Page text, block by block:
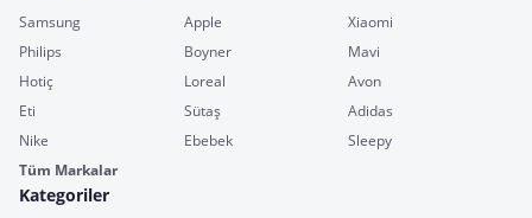
Samsung Apple
Xiaomi
Philips
Boyner
Mavi
Hotiç
Loreal
Avon
Eti
Sütaş
Adidas
Nike
Ebebek
Sleepy
Tüm Markalar
Kategoriler